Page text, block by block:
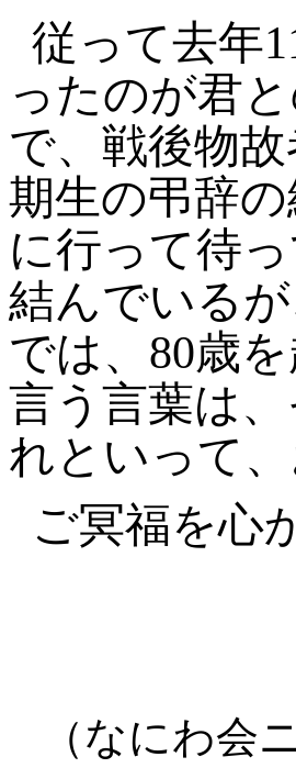
従って去年
ったのが君
で、戦後物
期生の弔辞
に行って待
結んでいる
では、80歳
言う言葉は
れといって
ご冥福を心
（なにわ会